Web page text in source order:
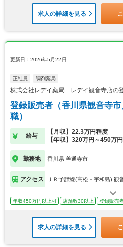
求人の詳細を見る
更新日：2026年5月22日
正社員 調剤薬局
株式会社レデイ薬局 レデイ観音寺店の
登録販売者（香川県観音寺
職）
給与
【月収】22.3万円程度
【年収】320万円～450万円
勤務地 香川県 善通寺市
アクセス ＪＲ予讃線(高松－宇和島) 観
年収450万円以上可 店舗数30以上 登録販売
求人の詳細を見る